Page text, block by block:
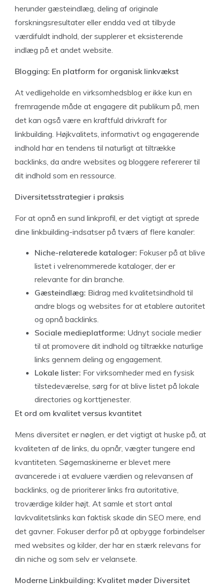
herunder gæsteindlæg, deling af originale
forskningsresultater eller endda ved at tilbyde
værdifuldt indhold, der supplerer et eksisterende
indlæg på et andet website.
Blogging: En platform for organisk linkvækst
At vedligeholde en virksomhedsblog er ikke kun en
fremragende måde at engagere dit publikum på, men
det kan også være en kraftfuld drivkraft for
linkbuilding. Højkvalitets, informativt og engagerende
indhold har en tendens til naturligt at tiltrække
backlinks, da andre websites og bloggere refererer til
dit indhold som en ressource.
Diversitetsstrategier i praksis
For at opnå en sund linkprofil, er det vigtigt at sprede
dine linkbuilding-indsatser på tværs af flere kanaler:
Niche-relaterede kataloger: Fokuser på at blive
listet i velrenommerede kataloger, der er
relevante for din branche.
Gæsteindlæg: Bidrag med kvalitetsindhold til
andre blogs og websites for at etablere autoritet
og opnå backlinks.
Sociale medieplatforme: Udnyt sociale medier
til at promovere dit indhold og tiltrække naturlige
links gennem deling og engagement.
Lokale lister: For virksomheder med en fysisk
tilstedeværelse, sørg for at blive listet på lokale
directories og korttjenester.
Et ord om kvalitet versus kvantitet
Mens diversitet er nøglen, er det vigtigt at huske på, at
kvaliteten af de links, du opnår, vægter tungere end
kvantiteten. Søgemaskinerne er blevet mere
avancerede i at evaluere værdien og relevansen af
backlinks, og de prioriterer links fra autoritative,
troværdige kilder højt. At samle et stort antal
lavkvalitetslinks kan faktisk skade din SEO mere, end
det gavner. Fokuser derfor på at opbygge forbindelser
med websites og kilder, der har en stærk relevans for
din niche og som selv er velansete.
Moderne Linkbuilding: Kvalitet møder Diversitet